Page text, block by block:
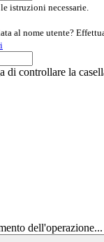
istruzioni necessarie.
al nome utente?
di controllare la
dell'operazione...